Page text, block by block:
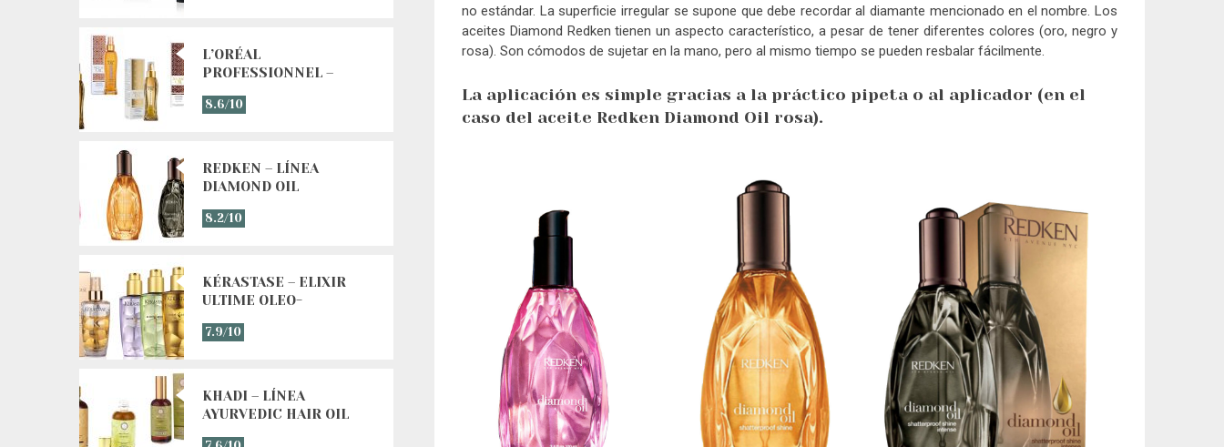
no estándar. La superficie irregular se supone que debe recordar al diamante mencionado en el nombre. Los
aceites Diamond Redken tienen un aspecto característico, a pesar de tener diferentes colores (oro, negro y
rosa). Son cómodos de sujetar en la mano, pero al mismo tiempo se pueden resbalar fácilmente.
La aplicación es simple gracias a la práctico pipeta o al aplicador (en el
caso del aceite Redken Diamond Oil rosa).
L’ORÉAL
PROFESSIONNEL –
8.6/10
REDKEN – LÍNEA
DIAMOND OIL
8.2/10
KÉRASTASE – ELIXIR
ULTIME OLEO-
7.9/10
KHADI – LÍNEA
AYURVEDIC HAIR OIL